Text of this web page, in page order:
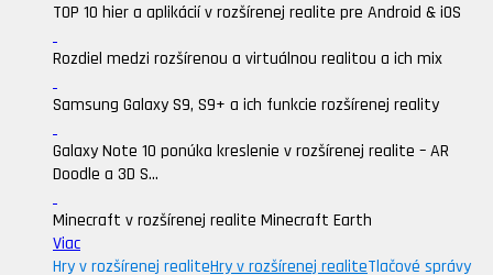
TOP 10 hier a aplikácií v rozšírenej realite pre Android & iOS
Rozdiel medzi rozšírenou a virtuálnou realitou a ich mix
Samsung Galaxy S9, S9+ a ich funkcie rozšírenej reality
Galaxy Note 10 ponúka kreslenie v rozšírenej realite – AR
Doodle a 3D S...
Minecraft v rozšírenej realite Minecraft Earth
Viac
Hry v rozšírenej realiteHry v rozšírenej realiteTlačové správy